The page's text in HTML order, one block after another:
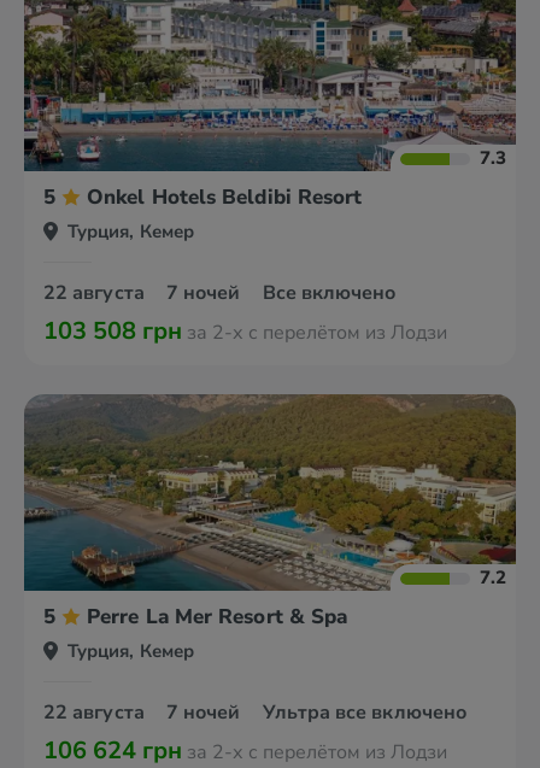
7.3
5 Onkel Hotels Beldibi Resort
Турция, Кемер
22 августа 7 ночей Все включено
103 508 грн за 2-х с перелётом из Лодзи
7.2
5 Perre La Mer Resort & Spa
Турция, Кемер
22 августа 7 ночей Ультра все включено
106 624 грн за 2-х с перелётом из Лодзи